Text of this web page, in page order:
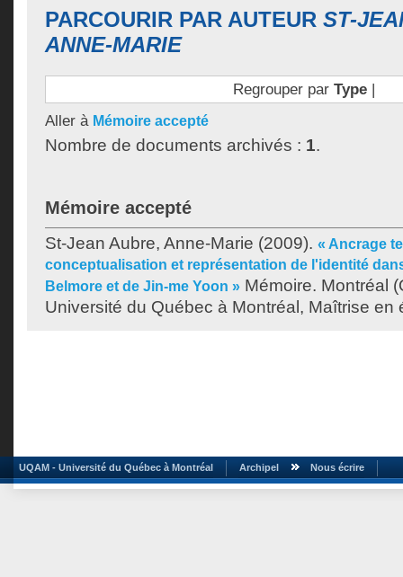
PARCOURIR PAR AUTEUR ST-
ANNE-MARIE
Regrouper par Type|
Aller à Mémoire accepté
Nombre de documents archivés : 1.
Mémoire accepté
St-Jean Aubre, Anne-Marie (2009). « Ancrage
conceptualisation et représentation de l'identité
Belmore et de Jin-me Yoon » Mémoire. Montréal
Université du Québec à Montréal, Maîtrise en
UQAM - Université du Québec à Montréal Archipel Nous écrire